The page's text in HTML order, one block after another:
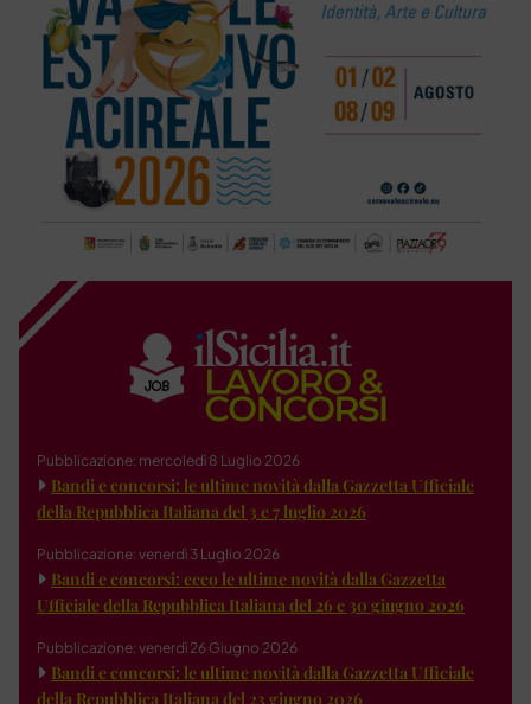
Pubblicazione: mercoledì 8 Luglio 2026
Bandi e concorsi: le ultime novità dalla Gazzetta Ufficiale
della Repubblica Italiana del 3 e 7 luglio 2026
Pubblicazione: venerdì 3 Luglio 2026
Bandi e concorsi: ecco le ultime novità dalla Gazzetta
Ufficiale della Repubblica Italiana del 26 e 30 giugno 2026
Pubblicazione: venerdì 26 Giugno 2026
Bandi e concorsi: le ultime novità dalla Gazzetta Ufficiale
della Repubblica Italiana del 23 giugno 2026